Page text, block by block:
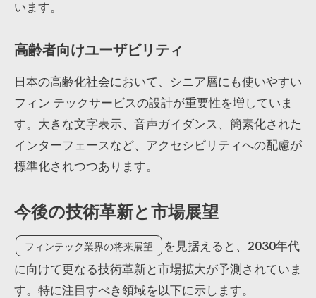
います。
高齢者向けユーザビリティ
日本の高齢化社会において、シニア層にも使いやすい
フィン テックサービスの設計が重要性を増していま
す。大きな文字表示、音声ガイダンス、簡素化された
インターフェースなど、アクセシビリティへの配慮が
標準化されつつあります。
今後の技術革新と市場展望
フィンテック業界の将来展望
を見据えると、2030年代
に向けて更なる技術革新と市場拡大が予測されていま
す。特に注目すべき領域を以下に示します。